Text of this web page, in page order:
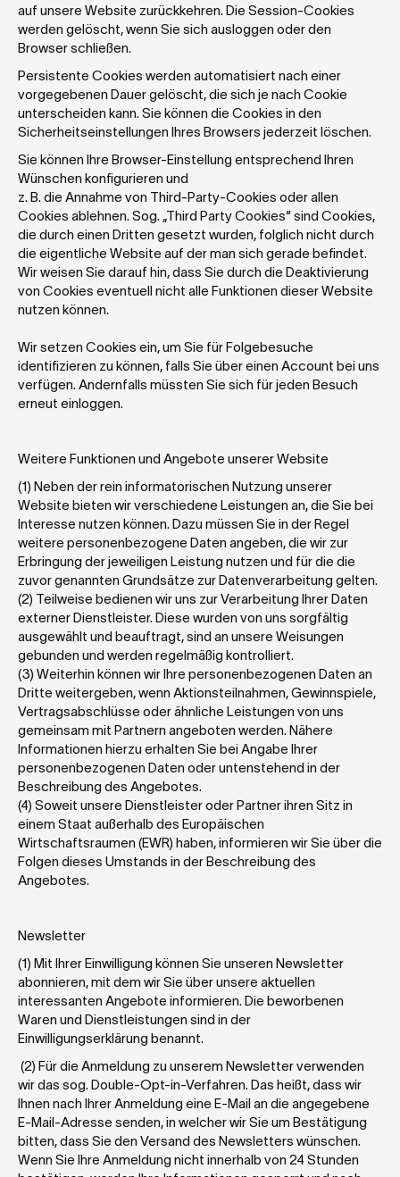
auf unsere Website zurückkehren. Die Session-Cookies
werden gelöscht, wenn Sie sich ausloggen oder den
Browser schließen.
Persistente Cookies werden automatisiert nach einer
vorgegebenen Dauer gelöscht, die sich je nach Cookie
unterscheiden kann. Sie können die Cookies in den
Sicherheitseinstellungen Ihres Browsers jederzeit löschen.
Sie können Ihre Browser-Einstellung entsprechend Ihren
Wünschen konfigurieren und
z. B. die Annahme von Third-Party-Cookies oder allen
Cookies ablehnen. Sog. „Third Party Cookies“ sind Cookies,
die durch einen Dritten gesetzt wurden, folglich nicht durch
die eigentliche Website auf der man sich gerade befindet.
Wir weisen Sie darauf hin, dass Sie durch die Deaktivierung
von Cookies eventuell nicht alle Funktionen dieser Website
nutzen können.
Wir setzen Cookies ein, um Sie für Folgebesuche
identifizieren zu können, falls Sie über einen Account bei uns
verfügen. Andernfalls müssten Sie sich für jeden Besuch
erneut einloggen.
Weitere Funktionen und Angebote unserer Website
(1) Neben der rein informatorischen Nutzung unserer
Website bieten wir verschiedene Leistungen an, die Sie bei
Interesse nutzen können. Dazu müssen Sie in der Regel
weitere personenbezogene Daten angeben, die wir zur
Erbringung der jeweiligen Leistung nutzen und für die die
zuvor genannten Grundsätze zur Datenverarbeitung gelten.
(2) Teilweise bedienen wir uns zur Verarbeitung Ihrer Daten
externer Dienstleister. Diese wurden von uns sorgfältig
ausgewählt und beauftragt, sind an unsere Weisungen
gebunden und werden regelmäßig kontrolliert.
(3) Weiterhin können wir Ihre personenbezogenen Daten an
Dritte weitergeben, wenn Aktionsteilnahmen, Gewinnspiele,
Vertragsabschlüsse oder ähnliche Leistungen von uns
gemeinsam mit Partnern angeboten werden. Nähere
Informationen hierzu erhalten Sie bei Angabe Ihrer
personenbezogenen Daten oder untenstehend in der
Beschreibung des Angebotes.
(4) Soweit unsere Dienstleister oder Partner ihren Sitz in
einem Staat außerhalb des Europäischen
Wirtschaftsraumen (EWR) haben, informieren wir Sie über die
Folgen dieses Umstands in der Beschreibung des
Angebotes.
Newsletter
(1) Mit Ihrer Einwilligung können Sie unseren Newsletter
abonnieren, mit dem wir Sie über unsere aktuellen
interessanten Angebote informieren. Die beworbenen
Waren und Dienstleistungen sind in der
Einwilligungserklärung benannt.
(2) Für die Anmeldung zu unserem Newsletter verwenden
wir das sog. Double-Opt-in-Verfahren. Das heißt, dass wir
Ihnen nach Ihrer Anmeldung eine E-Mail an die angegebene
E-Mail-Adresse senden, in welcher wir Sie um Bestätigung
bitten, dass Sie den Versand des Newsletters wünschen.
Wenn Sie Ihre Anmeldung nicht innerhalb von 24 Stunden